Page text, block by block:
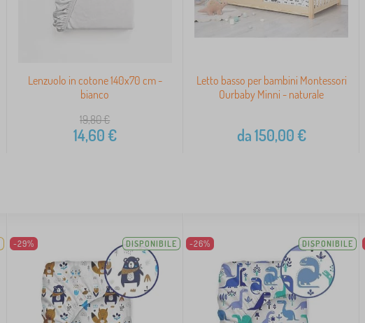
Lenzuolo in cotone 140x70 cm -
bianco
19,80€
14,60€
Letto basso per bambini Montessori
Ourbaby Minni - naturale
da150,00€
-29% DISPONIBILE -26% DISPONIBILE